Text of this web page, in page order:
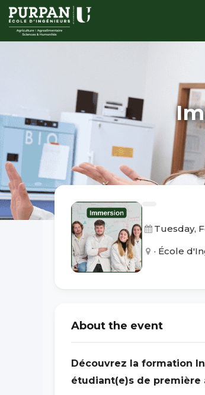
Tuesday,
· École
About the event
Découvrez la formation
étudiant(e)s de première